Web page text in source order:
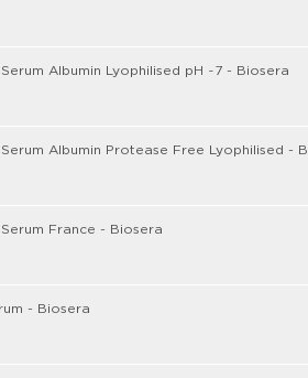
Albumin Lyophilised pH ~7 - Biosera
Albumin Protease Free Lyophilised -
France - Biosera
- Biosera